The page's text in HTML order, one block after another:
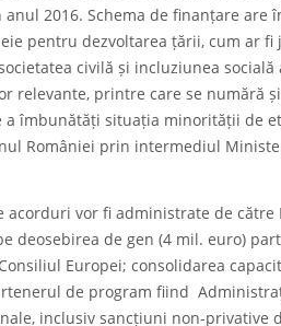
2016. Schema de finanțare are
pentru dezvoltarea țării, cum ar fi
civilă și incluziunea
relevante, printre care se numără
a îmbunătăți situația minorității de
României prin intermediul
vor fi administrate de
deosebirea de gen (4 mil. euro)
Europei; consolidarea
de program fiind
inclusiv sancțiuni non-privative